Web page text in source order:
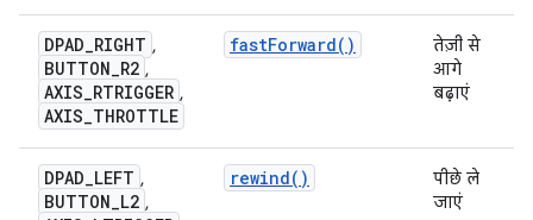
DPAD_RIGHT ,
BUTTON_R2 ,
AXIS_RTRIGGER ,
AXIS_THROTTLE
fastForward()
तेज़ी से
आगे
बढ़ाएं
DPAD_LEFT ,
BUTTON_L2 ,
rewind()
पीछे ले
जाएं